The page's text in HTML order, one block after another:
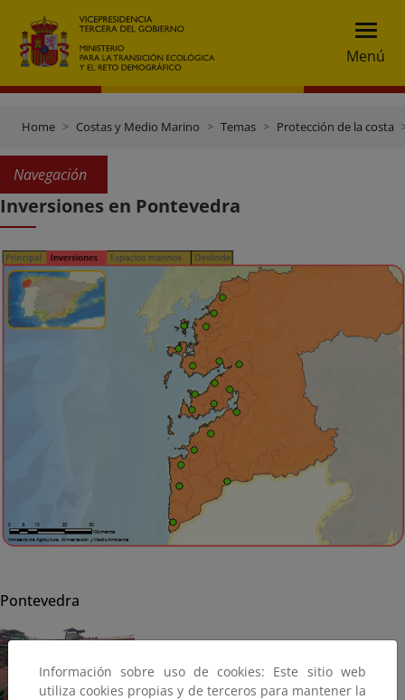
Menú
Home Costas y Medio Marino Temas Protección de la costa
Navegación
Inversiones en Pontevedra
Pontevedra
Información sobre uso de cookies: Este sitio web
utiliza cookies propias y de terceros para mantener la